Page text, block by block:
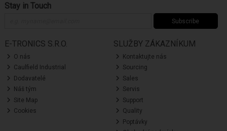
Stay in Touch
Subscribe
E-TRONICS S.R.O.
O nás
Caulfield Industrial
Dodavatelé
Náš tým
Site Map
Cookies
SLUŽBY ZÁKAZNÍKUM
Kontaktujte nás
Sourcing
Sales
Servis
Support
Quality
Poptávky